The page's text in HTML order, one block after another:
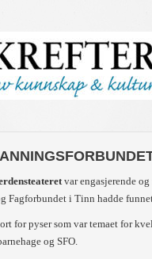
var engasjerende
Fagforbundet i Tinn hadde
for pyser som var temaet for
og SFO.